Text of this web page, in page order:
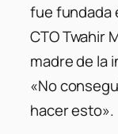
fue fundada
CTO Twahir
madre de la
«No
hacer esto».